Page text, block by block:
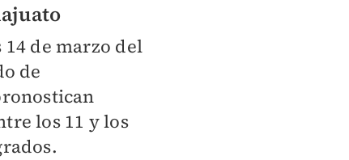
14 de marzo del
de
los 11 y los